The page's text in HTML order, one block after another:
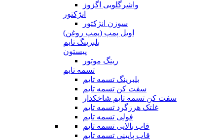
واشرگلویی اگزوز
انژکتور
سوزن انژکتور
اویل پمپ (پمپ روغن)
بلبرینگ تایم
پیستون
رینگ موتور
تسمه تایم
بلبرینگ تسمه تایم
سفت کن تسمه تایم
سفت کن تسمه تایم شاخکدار
غلتک هرزگرد تسمه تایم
فولی تسمه تایم
قاب بالایی تسمه تایم
قاب پایینی تسمه تایم